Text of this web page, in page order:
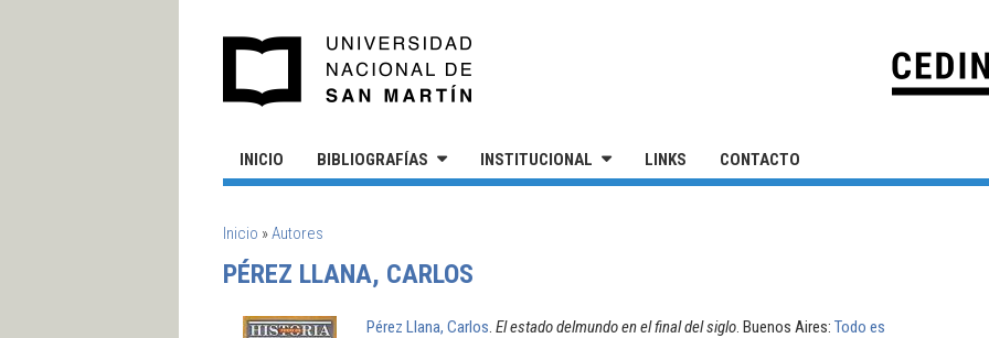
INICIO BIBLIOGRAFÍAS INSTITUCIONAL LINKS CONTACTO
SE ENCUENTRA USTED AQUÍ
Inicio »Autores
PÉREZ LLANA, CARLOS
Pérez Llana, Carlos El estado delmundo en el final del siglo . Buenos Aires: Todo es